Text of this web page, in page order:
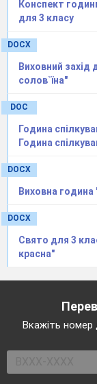
Ім’я
батькові
Що
Чи є ще у
Що ти знаєш
ж, як у тебе,
Конспект
для 3 класу
DOCX
Виховний захід
солов`їна"
DOC
Година
Година
DOCX
Виховна
DOCX
Свято для 3
красна"
Вкажіть